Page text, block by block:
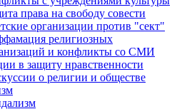
права на свободу совести
организации против "сект"
религиозных
и конфликты со СМИ
в защиту нравственности
о религии и обществе